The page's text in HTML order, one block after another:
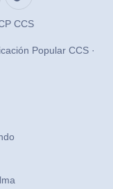
CCS
Popular CCS ·